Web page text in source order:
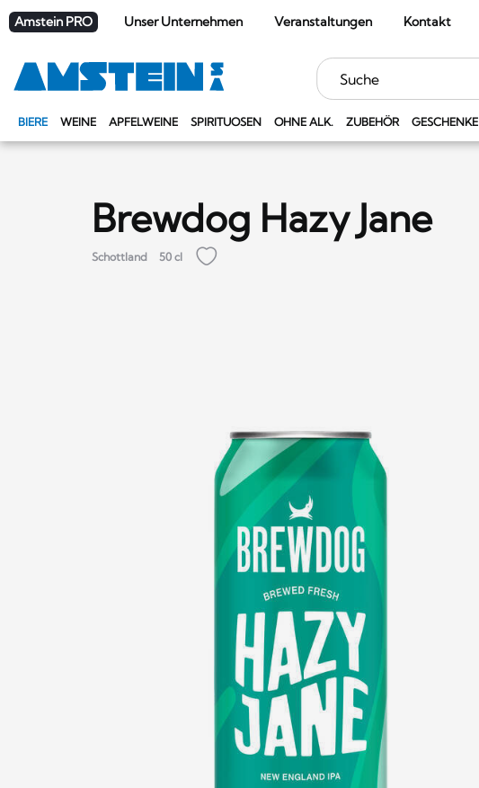
Amstein PRO Unser Unternehmen Veranstaltungen Kontakt
BIERE WEINE APFELWEINE SPIRITUOSEN OHNE ALK. ZUBEHÖR GESCHENKE
Stichwörter
Brewdog Hazy Jane
Schottland 50 cl